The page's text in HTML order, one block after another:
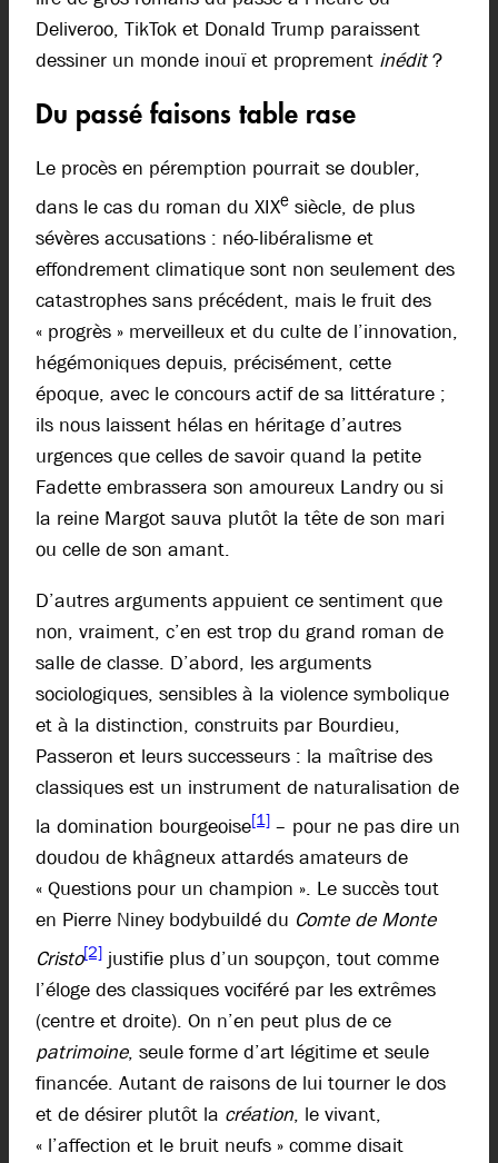
Deliveroo, TikTok et Donald Trump paraissent
dessiner un monde inouï et proprement inédit?
Du passé faisons table rase
Le procès en péremption pourrait se doubler,
dans le cas du roman du XIXe siècle, de plus
sévères accusations : néo-libéralisme et
effondrement climatique sont non seulement des
catastrophes sans précédent, mais le fruit des
« progrès » merveilleux et du culte de l’innovation,
hégémoniques depuis, précisément, cette
époque, avec le concours actif de sa littérature ;
ils nous laissent hélas en héritage d’autres
urgences que celles de savoir quand la petite
Fadette embrassera son amoureux Landry ou si
la reine Margot sauva plutôt la tête de son mari
ou celle de son amant.
D’autres arguments appuient ce sentiment que
non, vraiment, c’en est trop du grand roman de
salle de classe. D’abord, les arguments
sociologiques, sensibles à la violence symbolique
et à la distinction, construits par Bourdieu,
Passeron et leurs successeurs : la maîtrise des
classiques est un instrument de naturalisation de
la domination bourgeoise[1] – pour ne pas dire un
doudou de khâgneux attardés amateurs de
« Questions pour un champion ». Le succès tout
en Pierre Niney bodybuildé du Comte de Monte
Cristo[2] justifie plus d’un soupçon, tout comme
l’éloge des classiques vociféré par les extrêmes
(centre et droite). On n’en peut plus de ce
patrimoine, seule forme d’art légitime et seule
financée. Autant de raisons de lui tourner le dos
et de désirer plutôt la création, le vivant,
« l’affection et le bruit neufs » comme disait